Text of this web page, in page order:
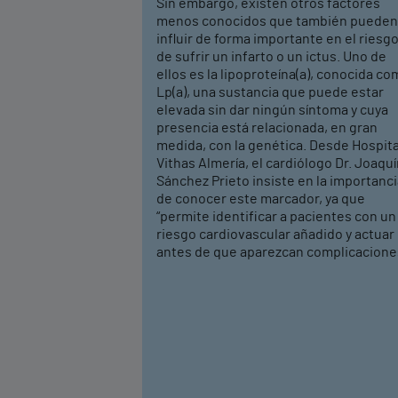
Sin embargo, existen otros factores
menos conocidos que también pueden
influir de forma importante en el riesgo
de sufrir un infarto o un ictus. Uno de
ellos es la lipoproteína(a), conocida
Lp(a), una sustancia que puede estar
elevada sin dar ningún síntoma y cuya
presencia está relacionada, en gran
medida, con la genética. Desde
Vithas Almería, el cardiólogo Dr.
Sánchez Prieto insiste en la
de conocer este marcador, ya que
“permite identificar a pacientes con un
riesgo cardiovascular añadido y actuar
antes de que aparezcan